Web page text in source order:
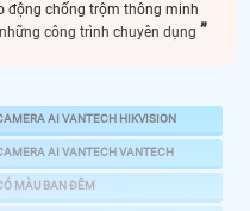
động chống trộm thông minh
công trình chuyên dụng
AI VANTECH HIKVISION
AI VANTECH VANTECH
MÀU BAN ĐÊM